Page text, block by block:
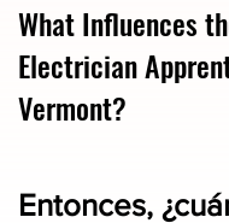
What Influences
Electrician
Vermont?
Entonces,